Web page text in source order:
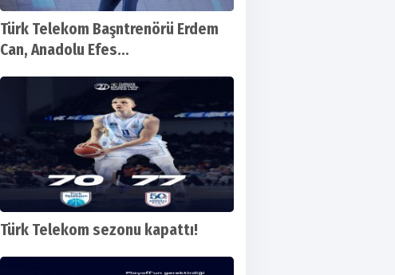
Türk Telekom Başntrenörü Erdem
Can, Anadolu Efes
Türk Telekom sezonu kapattı!